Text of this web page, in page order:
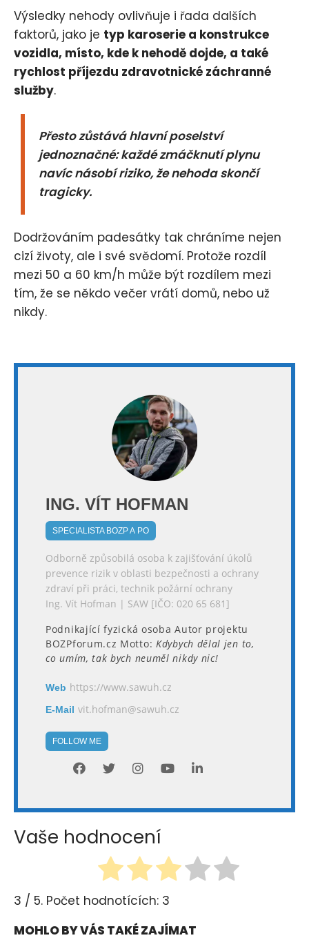
Výsledky nehody ovlivňuje i řada dalších
faktorů, jako je typ karoserie a konstrukce
vozidla, místo, kde k nehodě dojde, a také
rychlost příjezdu zdravotnické záchranné
služby.
Přesto zůstává hlavní poselství
jednoznačné: každé zmáčknutí plynu
navíc násobí riziko, že nehoda skončí
tragicky.
Dodržováním padesátky tak chráníme nejen
cizí životy, ale i své svědomí. Protože rozdíl
mezi 50 a 60 km/h může být rozdílem mezi
tím, že se někdo večer vrátí domů, nebo už
nikdy.
ING. VÍT HOFMAN
SPECIALISTA BOZP A PO
Odborně způsobilá osoba k zajišťování úkolů
prevence rizik v oblasti bezpečnosti a ochrany
zdraví při práci, technik požární ochrany
Ing. Vít Hofman | SAW [IČO: 020 65 681]
Podnikající fyzická osoba Autor projektu
BOZPforum.cz Motto: Kdybych dělal jen to,
co umím, tak bych neuměl nikdy nic!
Web https://www.sawuh.cz
E-Mail vit.hofman@sawuh.cz
FOLLOW ME
Vaše hodnocení
3 / 5. Počet hodnotících: 3
MOHLO BY VÁS TAKÉ ZAJÍMAT